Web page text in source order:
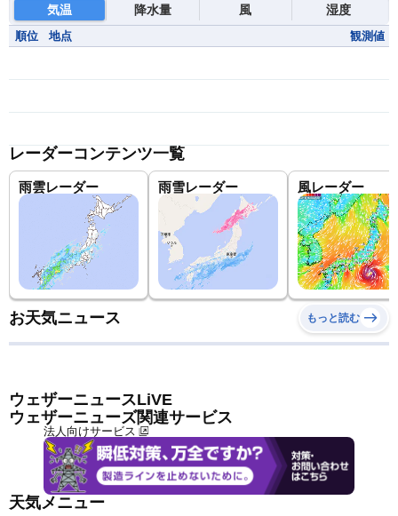
気温 降水量 風 湿度
順位 地点 観測値
レーダーコンテンツ一覧
雨雲レーダー 雨雪レーダー 風レーダー
お天気ニュース もっと読む
ウェザーニュースLiVE
ウェザーニューズ関連サービス
法人向けサービス
天気メニュー